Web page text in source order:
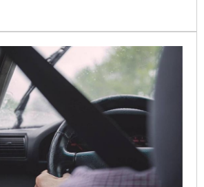
提醒，機車汽缸總排氣量在150cc
牌照稅，時間到114年12月31日止。